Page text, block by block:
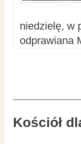
niedzielę, w
odprawiana
Kościół